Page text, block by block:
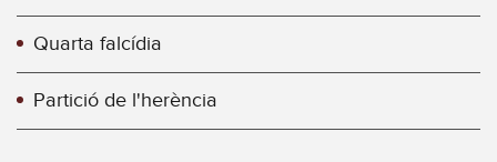
Quarta falcídia
Partició de l'herència